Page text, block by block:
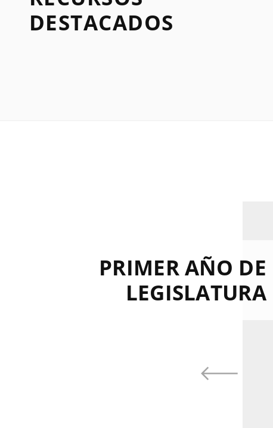
DESTACADOS
PRIMER AÑO DE
LEGISLATURA